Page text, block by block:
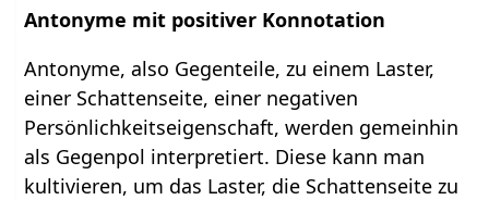
Antonyme mit positiver Konnotation
Antonyme, also Gegenteile, zu einem Laster,
einer Schattenseite, einer negativen
Persönlichkeitseigenschaft, werden gemeinhin
als Gegenpol interpretiert. Diese kann man
kultivieren, um das Laster, die Schattenseite zu